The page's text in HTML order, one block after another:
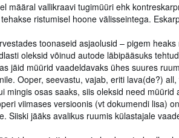
määral vallikraavi tugimüüri ehk
ristumisel hoone välisseintega.
toonaseid asjaolusid – pigem
oleksid võinud autode läbipääsuks
jäid müürid vaadeldavaks ühes suures
Ooper, seevastu, vajab, eriti lava(de?)
mingis osas saaks, siis oleksid need
viimases versioonis (vt dokumendi lisa)
Siiski jääks avalikus ruumis külastajale